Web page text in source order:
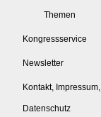
Themen
Kongressservice
Newsletter
Kontakt, Impressum,
Datenschutz